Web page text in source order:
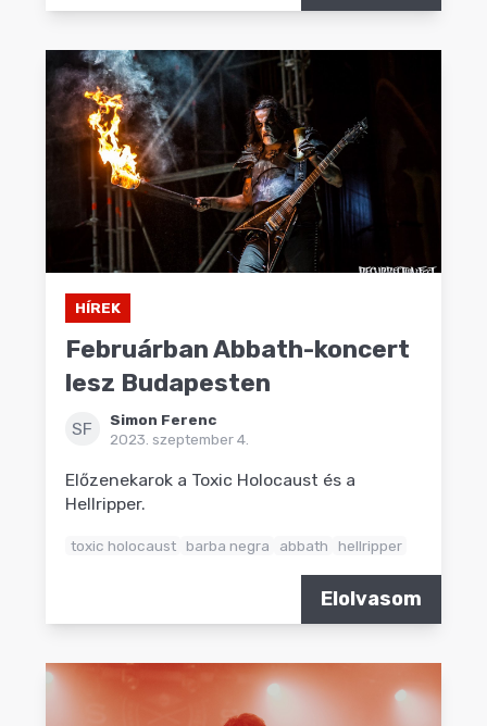
HÍREK
Februárban Abbath-koncert
lesz Budapesten
SF
Simon Ferenc
2023. szeptember 4.
Előzenekarok a Toxic Holocaust és a
Hellripper.
toxic holocaust barba negra abbath hellripper
Elolvasom